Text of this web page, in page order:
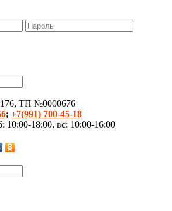
ТП №0000676
; +7(991) 700-45-18
10:00-18:00, вс: 10:00-16:00